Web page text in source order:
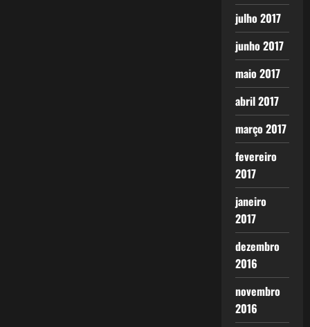
julho 2017
junho 2017
maio 2017
abril 2017
março 2017
fevereiro
2017
janeiro
2017
dezembro
2016
novembro
2016